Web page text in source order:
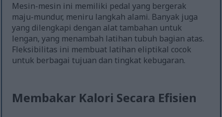
Mesin-mesin ini memiliki pedal yang bergerak
maju-mundur, meniru langkah alami. Banyak juga
yang dilengkapi dengan alat tambahan untuk
lengan, yang menambah latihan tubuh bagian atas.
Fleksibilitas ini membuat latihan eliptikal cocok
untuk berbagai tujuan dan tingkat kebugaran.
Membakar Kalori Secara Efisien